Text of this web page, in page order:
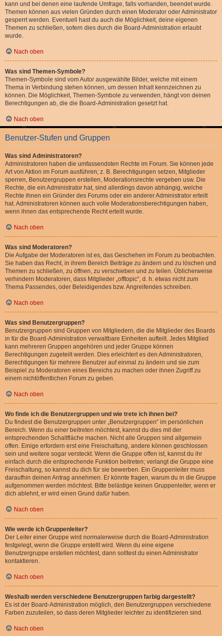
kann und bei denen eine laufende Umfrage, falls vorhanden, beendet wurde.
Themen können aus vielen Gründen durch einen Moderator oder Administrator
gesperrt werden. Eventuell hast du auch die Möglichkeit, deine eigenen
Themen zu schließen, sofern dies durch die Board-Administration erlaubt
wurde.
Nach oben
Was sind Themen-Symbole?
Themen-Symbole sind vom Autor ausgewählte Bilder, welche mit einem
Thema in Verbindung stehen können, um dessen Inhalt kennzeichnen zu
können. Die Möglichkeit, Themen-Symbole zu verwenden, hängt von deinen
Berechtigungen ab, die die Board-Administration gesetzt hat.
Nach oben
Benutzer-Stufen und Gruppen
Was sind Administratoren?
Administratoren haben die umfassendsten Rechte im Forum. Sie können jede
Art von Aktion im Forum ausführen; z. B. Berechtigungen setzen, Mitglieder
sperren, Benutzergruppen erstellen, Moderationsrechte vergeben usw. Die
Rechte, die ein Administrator hat, sind allerdings davon abhängig, welche
Rechte ihnen ein Gründer des Forums oder ein anderer Administrator erteilt
hat. Administratoren können auch volle Moderationsberechtigungen haben,
wenn ihnen das entsprechende Recht erteilt wurde.
Nach oben
Was sind Moderatoren?
Die Aufgabe der Moderatoren ist es, das Geschehen im Forum zu beobachten.
Sie haben das Recht, in ihrem Bereich Beiträge zu ändern und zu löschen und
Themen zu schließen, zu öffnen, zu verschieben und zu teilen. Üblicherweise
verhindern Moderatoren, dass Mitglieder „offtopic“, d. h. etwas nicht zum
Thema Passendes, oder Beleidigendes bzw. Angreifendes schreiben.
Nach oben
Was sind Benutzergruppen?
Benutzergruppen sind Gruppen von Mitgliedern, die die Mitglieder des Boards
in für die Board-Administration verwaltbare Einheiten aufteilt. Jedes Mitglied
kann mehreren Gruppen angehören und jeder Gruppe können
Berechtigungen zugeteilt werden. Dies erleichtert es den Administratoren,
Berechtigungen für mehrere Benutzer auf einmal zu ändern und sie zum
Beispiel zu Moderatoren eines Bereichs zu machen oder ihnen Zugriff zu
einem nichtöffentlichen Forum zu geben.
Nach oben
Wo finde ich die Benutzergruppen und wie trete ich ihnen bei?
Du findest die Benutzergruppen unter „Benutzergruppen“ im persönlichen
Bereich. Wenn du einer beitreten möchtest, kannst du dies mit der
entsprechenden Schaltfläche machen. Nicht alle Gruppen sind allgemein
offen. Einige erfordern erst eine Freischaltung, andere können geschlossen
sein und weitere sogar versteckt. Wenn die Gruppe offen ist, kannst du ihr
einfach durch die entsprechende Funktion beitreten; verlangt die Gruppe eine
Freischaltung, so kannst du dich für sie bewerben. Ein Gruppenleiter muss
daraufhin deinen Antrag annehmen. Er könnte fragen, warum du in die Gruppe
aufgenommen werden möchtest. Bitte belästige keinen Gruppenleiter, wenn er
dich ablehnt, er wird einen Grund dafür haben.
Nach oben
Wie werde ich Gruppenleiter?
Der Leiter einer Gruppe wird normalerweise durch die Board-Administration
festgelegt, wenn die Gruppe erstellt wird. Wenn du eine eigene
Benutzergruppe erstellen möchtest, dann solltest du einen Administrator
kontaktieren.
Nach oben
Weshalb werden verschiedene Benutzergruppen farbig dargestellt?
Es ist der Board-Administration möglich, den Benutzergruppen verschiedene
Farben zuzuteilen, so dass deren Mitglieder leichter zu identifizieren sind.
Nach oben